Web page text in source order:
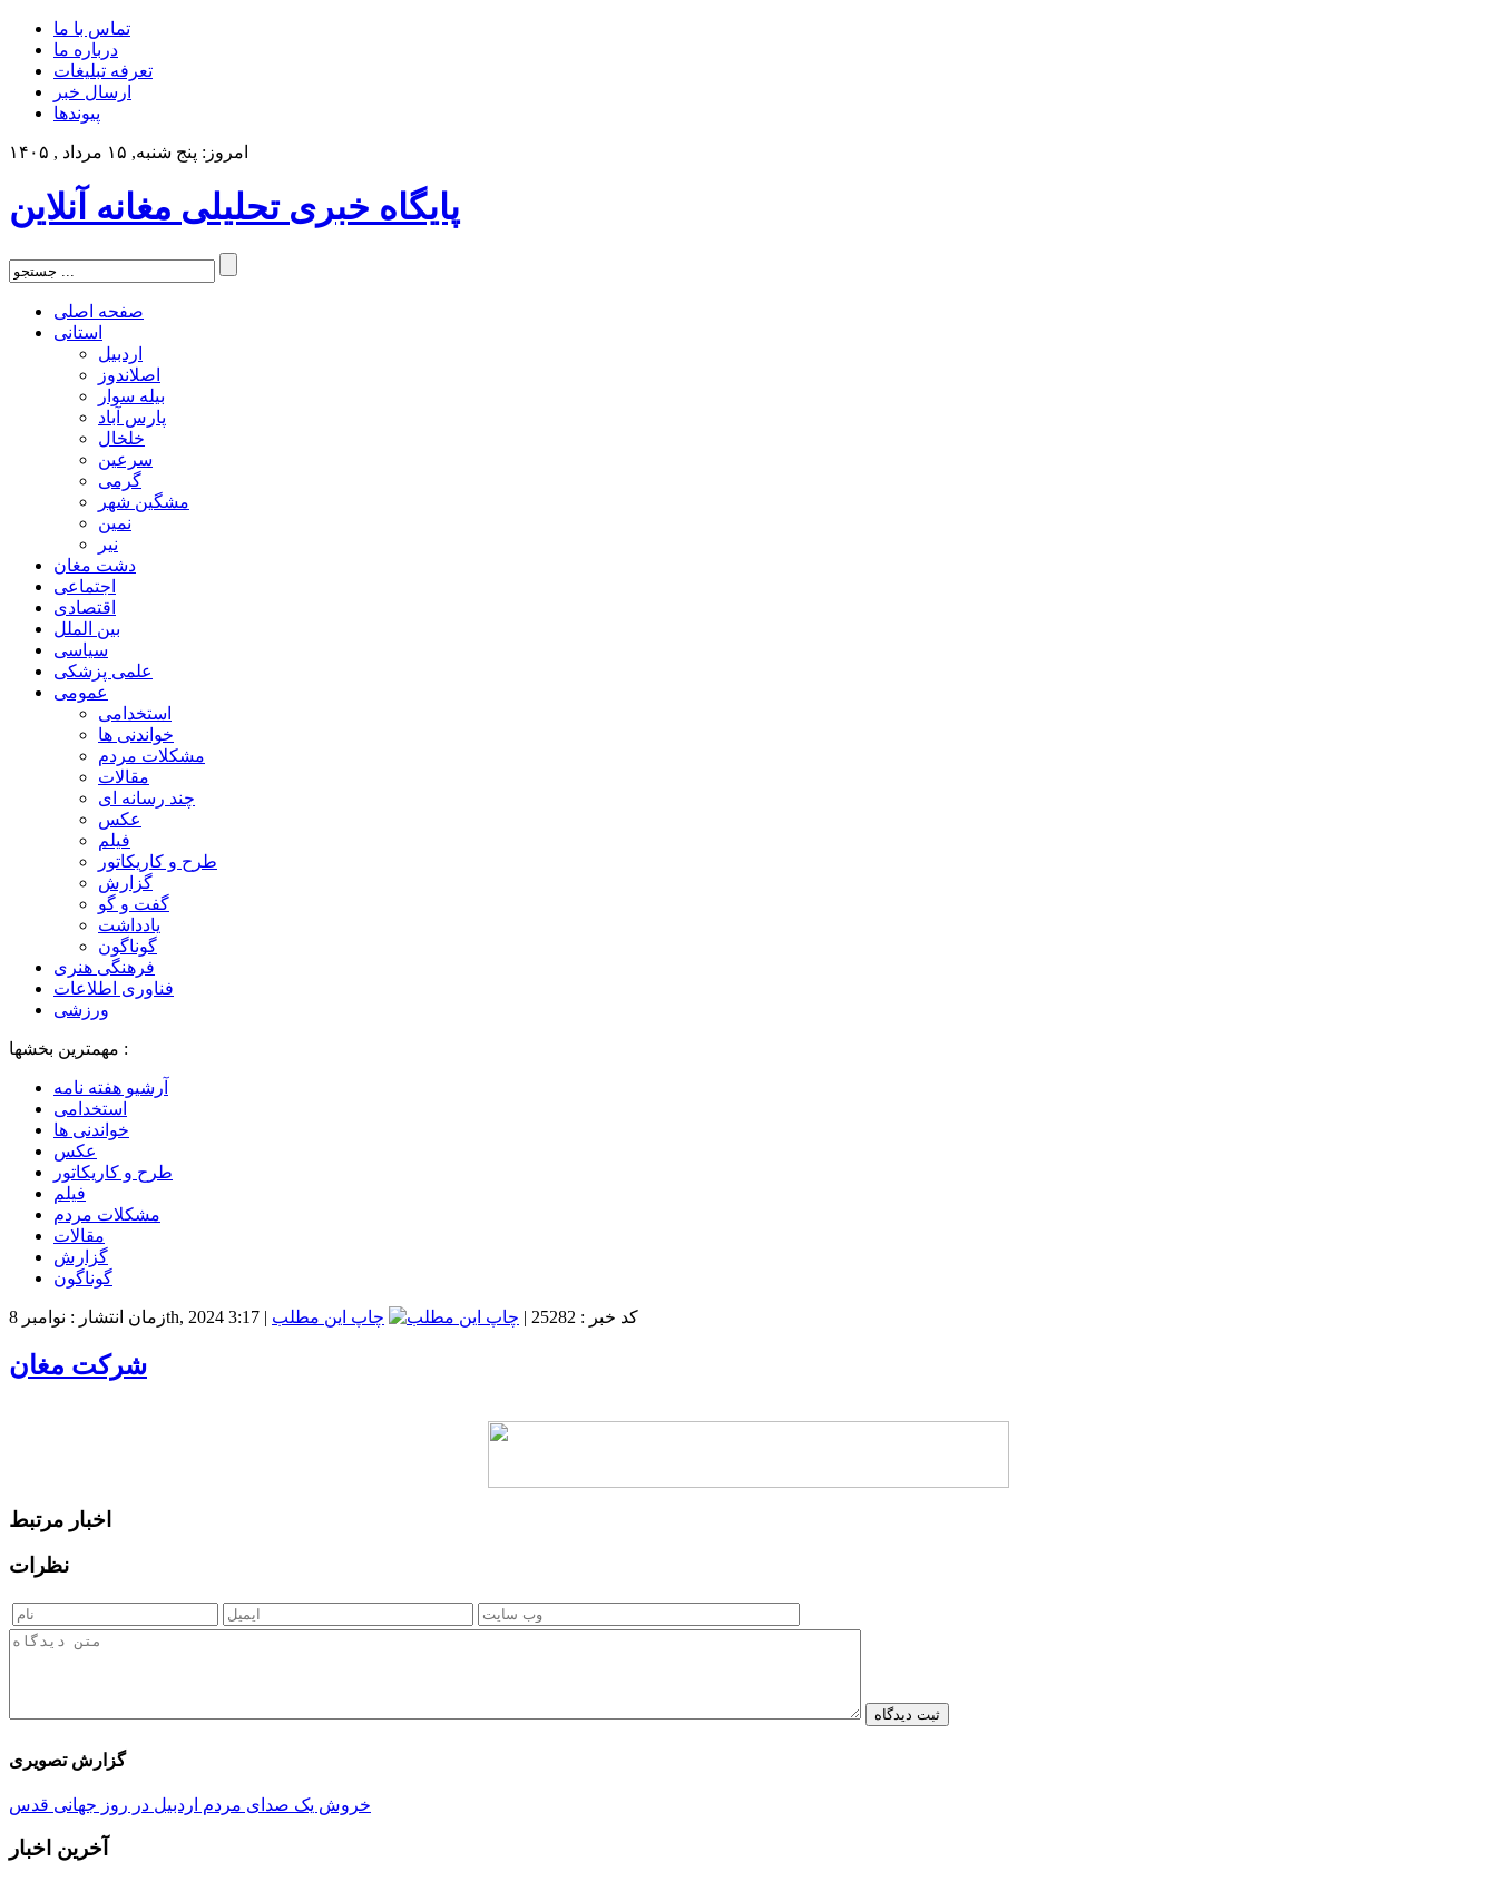
تماس با ما
درباره ما
تعرفه تبلیغات
ارسال خبر
پیوندها
امروز: پنج شنبه, ۱۵ مرداد , ۱۴۰۵
پایگاه خبری تحلیلی مغانه آنلاین
صفحه اصلی
استانی
اردبیل
اصلاندوز
بیله سوار
پارس آباد
خلخال
سرعین
گرمی
مشگین شهر
نمین
نیر
دشت مغان
اجتماعی
اقتصادی
بین الملل
سیاسی
علمی پزشکی
عمومی
استخدامی
خواندنی ها
مشکلات مردم
مقالات
چند رسانه ای
عکس
فیلم
طرح و کاریکاتور
گزارش
گفت و گو
یادداشت
گوناگون
فرهنگی هنری
فناوری اطلاعات
ورزشی
مهمترین بخشها :
آرشیو هفته نامه
استخدامی
خواندنی ها
عکس
طرح و کاریکاتور
فیلم
مشکلات مردم
مقالات
گزارش
گوناگون
زمان انتشار : نوامبر 8th, 2024 3:17 | کد خبر : 25282 | چاپ این مطلب
شرکت مغان
اخبار مرتبط
نظرات
گزارش تصویری
خروش یک صدای مردم اردبیل در روز جهانی قدس
آخرین اخبار